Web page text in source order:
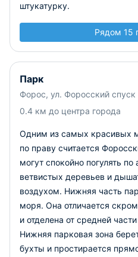
штукатурку.
Рядом 15
Парк
Форос, ул. Форосский спуск
0.4 км до центра города
Одним из самых красивых
по праву считается
могут спокойно погулять
ветвистых деревьев и
воздухом. Нижняя часть
моря. Она отличается
и отделена от средней
Нижняя парковая зона
бухты и простирается